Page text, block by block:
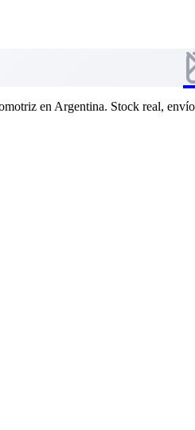
en Argentina. Stock real,